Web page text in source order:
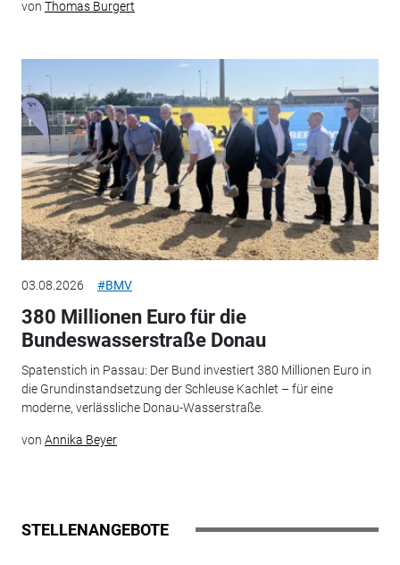
von Thomas Burgert
03.08.2026 #BMV
380 Millionen Euro für die
Bundeswasserstraße Donau
Spatenstich in Passau: Der Bund investiert 380 Millionen Euro in
die Grundinstandsetzung der Schleuse Kachlet – für eine
moderne, verlässliche Donau-Wasserstraße.
von Annika Beyer
STELLENANGEBOTE